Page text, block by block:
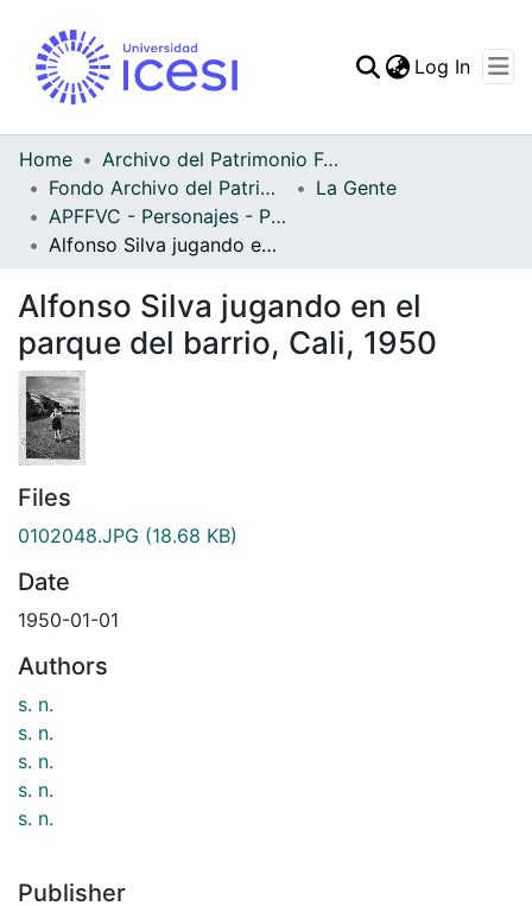
Statistics
Log In
Home
Archivo del Patrimonio Fotográfico y Fílmico del Valle del Cauca
Fondo Archivo del Patrimonio Fotográfico y Fílmico del Valle del Cauca
La Gente
APFFVC - Personajes - Patrimonial
Alfonso Silva jugando en el parque del barrio, Cali, 1950
Alfonso Silva jugando en el
parque del barrio, Cali, 1950
Files
0102048.JPG (18.68 KB)
Date
1950-01-01
Authors
s. n.
s. n.
s. n.
s. n.
s. n.
Publisher